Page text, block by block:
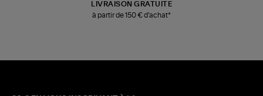
LIVRAISON GRATUITE
à partir de 150 € d'achat*